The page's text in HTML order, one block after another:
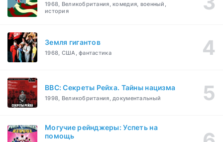
1968, Великобритания, комедия, военный,
история
Земля гигантов
1968, США, фантастика
BBC: Секреты Рейха. Тайны нацизма
1998, Великобритания, документальный
Могучие рейнджеры: Успеть на
помощь